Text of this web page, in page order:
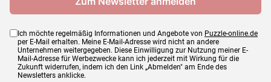
Ich möchte regelmäßig Informationen und Angebote von Puzzle-online.de
per E-Mail erhalten. Meine E-Mail-Adresse wird nicht an andere
Unternehmen weitergegeben. Diese Einwilligung zur Nutzung meiner E-
Mail-Adresse für Werbezwecke kann ich jederzeit mit Wirkung für die
Zukunft widerrufen, indem ich den Link „Abmelden" am Ende des
Newsletters anklicke.